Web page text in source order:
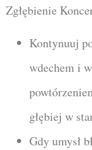
Zgłębienie
Kontynuuj
wdechem i
głębiej w
Gdy umysł